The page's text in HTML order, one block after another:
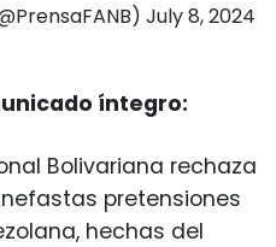
July 8, 2024
íntegro:
Bolivariana rechaza
pretensiones
hechas del